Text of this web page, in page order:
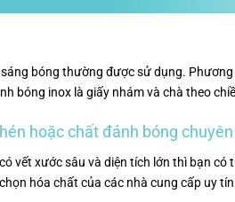
bóng thường được sử dụng.
bóng inox là giấy nhám và chà theo
hoặc chất đánh bóng
vết xước sâu và diện tích lớn thì bạn
hóa chất của các nhà cung cấp uy